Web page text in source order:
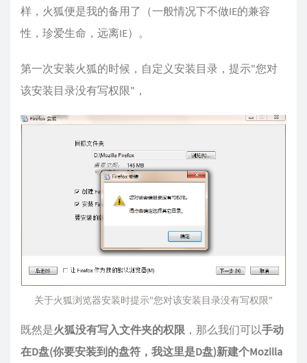
样，火狐便是我的备用了（一般情况下不做IE的兼容
性，珍爱生命，远离IE）。
第一次安装火狐的时候，自定义安装目录，提示"您对
该安装目录没有写权限"，
关于火狐浏览器安装时提示"您对该安装目录没有写权限"
既然是火狐没有写入文件夹的权限 ，那么我们可以手动
在D盘(你要安装到的盘符，我这里是D盘)新建个Mozilla